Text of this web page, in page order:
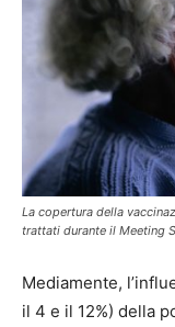
La copertura della
trattati durante il Meeting
Mediamente,
il 4 e il 12%) della